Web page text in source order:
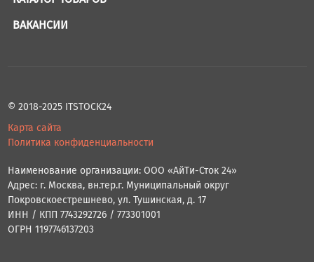
ВАКАНСИИ
© 2018-2025 ITSTOCK24
Карта сайта
Политика конфиденциальности
Наименование организации: ООО «АйТи-Сток 24»
Адрес: г. Москва, вн.тер.г. Муниципальный округ
Покровскоестрешнево, ул. Тушинская, д. 17
ИНН / КПП 7743292726 / 773301001
ОГРН 1197746137203